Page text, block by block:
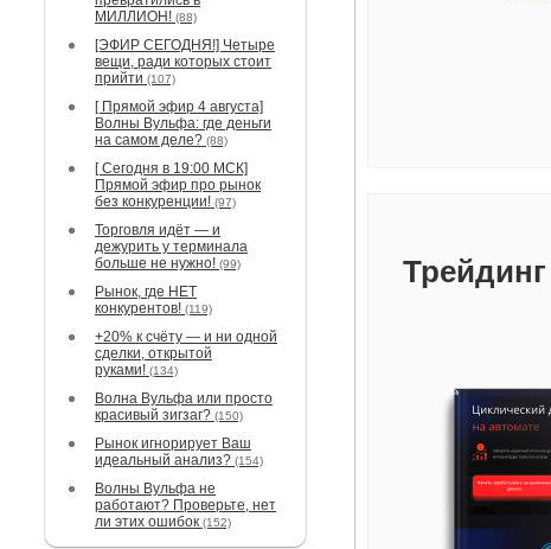
МИЛЛИОН! (88)
[ЭФИР СЕГОДНЯ!] Четыре
вещи, ради которых стоит
прийти (107)
[ Прямой эфир 4 августа]
Волны Вульфа: где деньги
на самом деле? (88)
[ Сегодня в 19:00 МСК]
Прямой эфир про рынок
без конкуренции! (97)
Торговля идёт — и
дежурить у терминала
больше не нужно! (99)
Рынок, где НЕТ
конкурентов! (119)
+20% к счёту — и ни одной
сделки, открытой
руками! (134)
Волна Вульфа или просто
красивый зигзаг? (150)
Рынок игнорирует Ваш
идеальный анализ? (154)
Волны Вульфа не
работают? Проверьте, нет
ли этих ошибок (152)